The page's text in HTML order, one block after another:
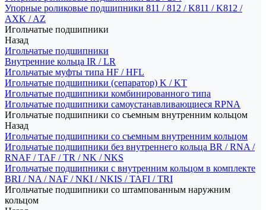
Упорные роликовые подшипники 811 / 812 / K811 / K812 /
AXK / AZ
Игольчатые подшипники
Назад
Игольчатые подшипники
Внутренние кольца IR / LR
Игольчатые муфты типа HF / HFL
Игольчатые подшипники (сепаратор) K / KT
Игольчатые подшипники комбинированного типа
Игольчатые подшипники самоустанавливающиеся RPNA
Игольчатые подшипники со съемным внутренним кольцом
Назад
Игольчатые подшипники со съемным внутренним кольцом
Игольчатые подшипники без внутреннего кольца BR / RNA /
RNAF / TAF / TR / NK / NKS
Игольчатые подшипники с внутренним кольцом в комплекте
BRI / NA / NAF / NKI / NKIS / TAFI / TRI
Игольчатые подшипники со штампованным наружним
кольцом